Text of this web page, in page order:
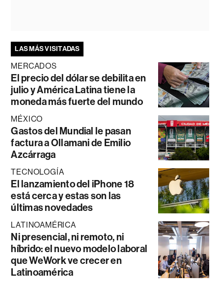
LAS MÁS VISITADAS
MERCADOS
El precio del dólar se debilita en
julio y América Latina tiene la
moneda más fuerte del mundo
MÉXICO
Gastos del Mundial le pasan
factura a Ollamani de Emilio
Azcárraga
TECNOLOGÍA
El lanzamiento del iPhone 18
está cerca y estas son las
últimas novedades
LATINOAMÉRICA
Ni presencial, ni remoto, ni
híbrido: el nuevo modelo laboral
que WeWork ve crecer en
Latinoamérica